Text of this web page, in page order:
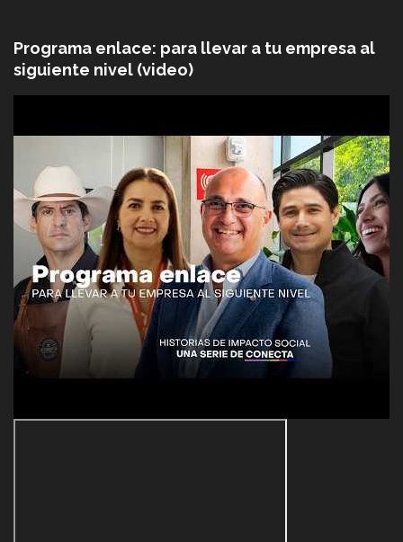
Programa enlace: para llevar a tu empresa al
siguiente nivel (video)